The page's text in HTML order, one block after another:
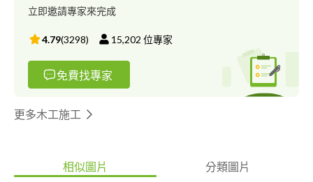
立即邀請專家來完成
4.79(3298) 15,202 位專家
免費找專家
更多木工施工
相似圖片 分類圖片